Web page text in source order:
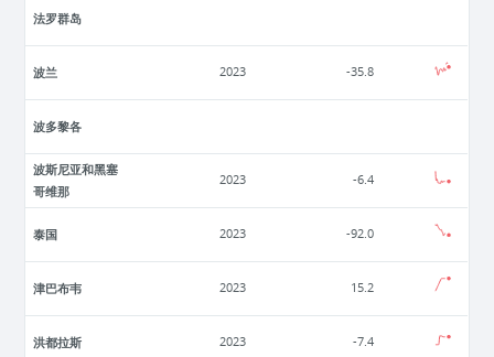
法罗群岛
波兰 2023 -35.8
波多黎各
波斯尼亚和黑塞
哥维那
2023 -6.4
泰国 2023 -92.0
津巴布韦 2023 15.2
洪都拉斯 2023 -7.4